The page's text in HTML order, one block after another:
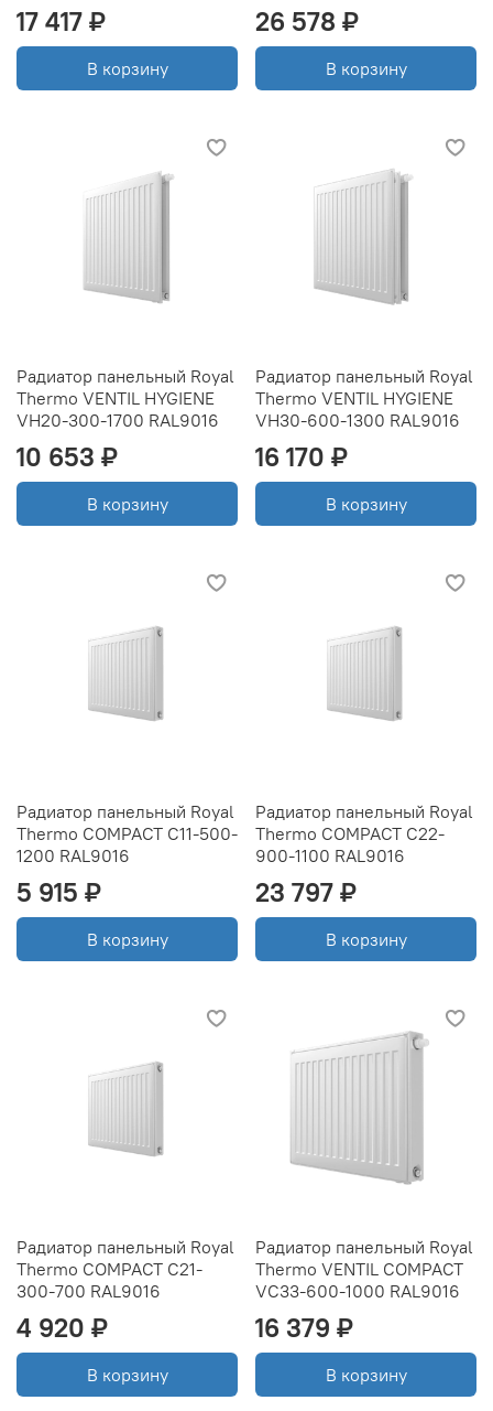
17 417 ₽
В корзину
26 578 ₽
В корзину
Радиатор панельный Royal
Thermo VENTIL HYGIENE
VH20-300-1700 RAL9016
10 653 ₽
В корзину
Радиатор панельный Royal
Thermo VENTIL HYGIENE
VH30-600-1300 RAL9016
16 170 ₽
В корзину
Радиатор панельный Royal
Thermo COMPACT C11-500-
1200 RAL9016
5 915 ₽
В корзину
Радиатор панельный Royal
Thermo COMPACT C22-
900-1100 RAL9016
23 797 ₽
В корзину
Радиатор панельный Royal
Thermo COMPACT C21-
300-700 RAL9016
4 920 ₽
В корзину
Радиатор панельный Royal
Thermo VENTIL COMPACT
VC33-600-1000 RAL9016
16 379 ₽
В корзину